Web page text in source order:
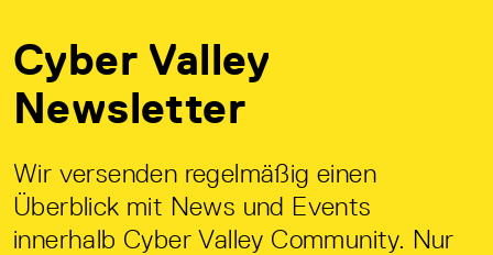
Cyber Valley
Newsletter
Wir versenden regelmäßig einen
Überblick mit News und Events
innerhalb Cyber Valley Community. Nur